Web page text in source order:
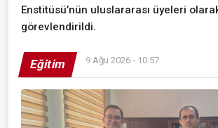
Enstitüsü’nün uluslararası üyeleri
görevlendirildi.
Eğitim 9 Ağu 2026 - 10:57